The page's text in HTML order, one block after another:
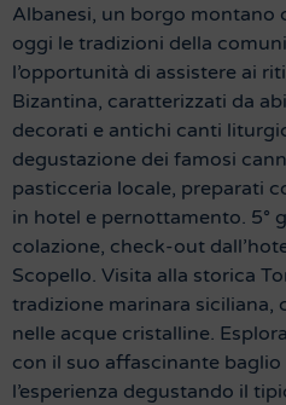
Albanesi, un borgo montano
oggi le tradizioni della
l’opportunità di assistere ai
Bizantina, caratterizzati da
decorati e antichi canti
degustazione dei famosi
pasticceria locale, preparati
in hotel e pernottamento. 5°
colazione, check-out
Scopello. Visita alla storica
tradizione marinara
nelle acque cristalline.
con il suo affascinante
l’esperienza degustando il